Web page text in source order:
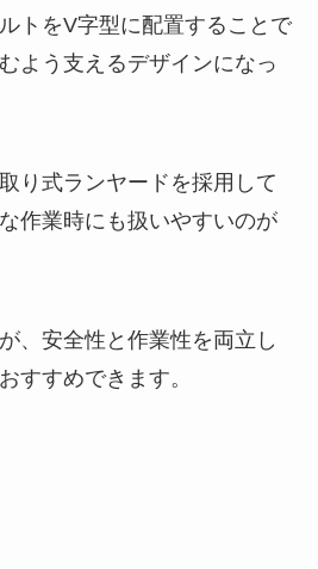
トをV字型に配置することで
よう支えるデザインになっ
り式ランヤードを採用して
作業時にも扱いやすいのが
、安全性と作業性を両立し
すすめできます。